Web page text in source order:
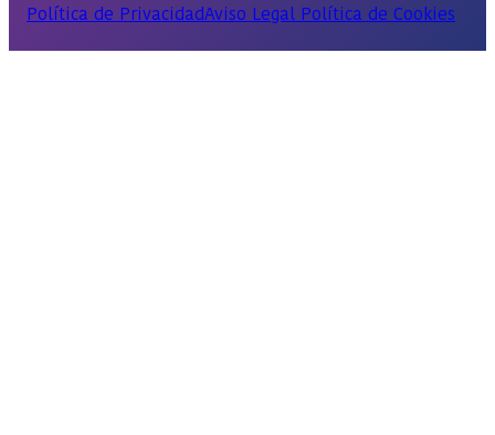
Política de PrivacidadAviso Legal Política de Cookies